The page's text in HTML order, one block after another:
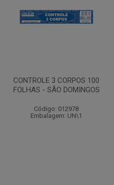
CONTROLE 3 CORPOS 100
FOLHAS - SÃO DOMINGOS
Código: 012978
Embalagem: UN\1